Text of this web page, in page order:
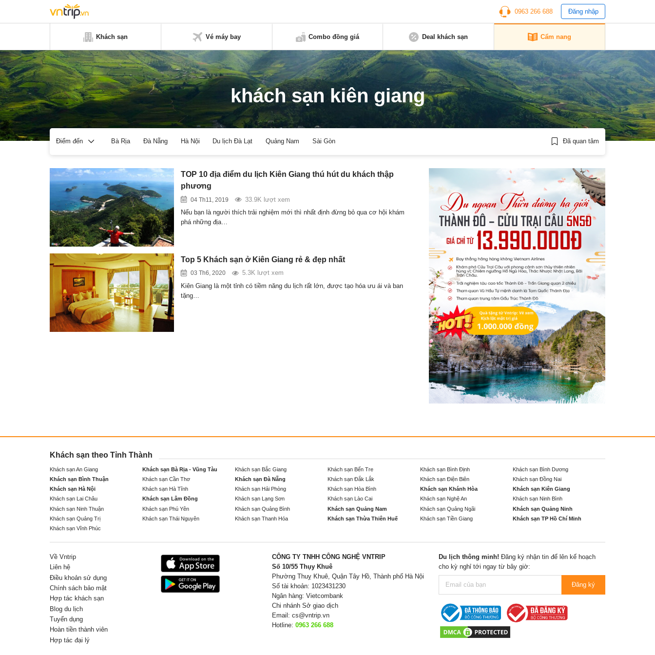
0963 266 688 Đăng nhập
Khách sạn Vé máy bay Combo đồng giá Deal khách sạn Cẩm nang
khách sạn kiên giang
Điểm đến Bà Rịa Đà Nẵng Hà Nội Du lịch Đà Lạt Quảng Nam Sài Gòn Đã quan tâm
TOP 10 địa điểm du lịch Kiên Giang thú hút du khách thập
phương
04 Th11, 2019
33.9K lượt xem
Nếu bạn là người thích trải nghiệm mới thì nhất định đừng bỏ qua cơ hội khám
phá những địa…
Top 5 Khách sạn ở Kiên Giang rẻ & đẹp nhất
03 Th6, 2020
5.3K lượt xem
Kiên Giang là một tỉnh có tiềm năng du lịch rất lớn, được tạo hóa ưu ái và ban
tặng…
Khách sạn theo Tỉnh Thành
Khách sạn An Giang Khách sạn Bà Rịa - Vũng Tàu Khách sạn Bắc Giang Khách sạn Bến Tre Khách sạn Bình Định
Khách sạn Bình Dương
Khách sạn Bình Thuận
Khách sạn Cần Thơ Khách sạn Đà Nẵng Khách sạn Đắk Lắk Khách sạn Điện Biên
Khách sạn Đồng Nai
Khách sạn Hà Nội
Khách sạn Hà Tĩnh Khách sạn Hải Phòng Khách sạn Hòa Bình Khách sạn Khánh Hòa
Khách sạn Kiên Giang
Khách sạn Lai Châu
Khách sạn Lâm Đồng Khách sạn Lạng Sơn Khách sạn Lào Cai Khách sạn Nghệ An
Khách sạn Ninh Bình
Khách sạn Ninh Thuận
Khách sạn Phú Yên Khách sạn Quảng Bình Khách sạn Quảng Nam Khách sạn Quảng Ngãi
Khách sạn Quảng Ninh
Khách sạn Quảng Trị
Khách sạn Thái Nguyên Khách sạn Thanh Hóa Khách sạn Thừa Thiên Huế Khách sạn Tiền Giang
Khách sạn TP Hồ Chí Minh
Khách sạn Vĩnh Phúc
Về Vntrip
Liên hệ
Điều khoản sử dụng
Chính sách bảo mật
Hợp tác khách sạn
Blog du lịch
Tuyển dụng
Hoàn tiền thành viên
Hợp tác đại lý
CÔNG TY TNHH CÔNG NGHỆ VNTRIP
Số 10/55 Thụy Khuê
Phường Thuỵ Khuê, Quận Tây Hồ, Thành phố Hà Nội
Số tài khoản: 1023431230
Ngân hàng: Vietcombank
Chi nhánh Sở giao dịch
Email: cs@vntrip.vn
Hotline: 0963 266 688
Du lịch thông minh! Đăng ký nhận tin để lên kế hoạch
cho kỳ nghỉ tới ngay từ bây giờ:
Đăng ký